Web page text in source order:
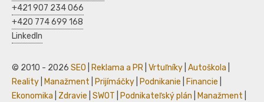
+421 907 234 066
+420 774 699 168
LinkedIn
© 2010 - 2026 SEO Reklama a PR Vrtuľníky Autoškola
Reality
Manažment Prijímáčky Podnikanie Financie
Ekonomika
Zdravie SWOT Podnikateľský plán Manažment